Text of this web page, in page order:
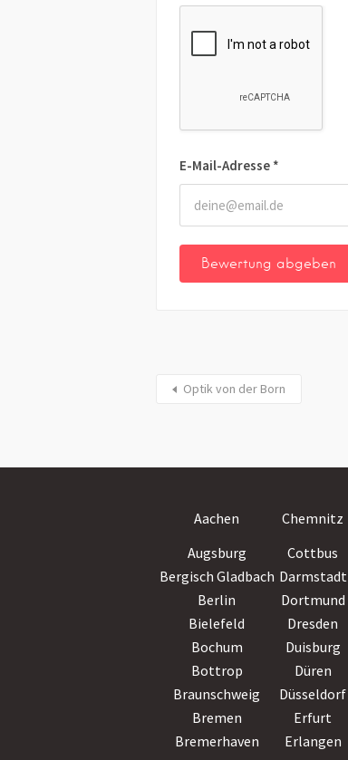
E-Mail-Adresse *
Optik von der Born
Aachen Chemnitz
Augsburg
Cottbus
Bergisch Gladbach Darmstadt
Berlin
Dortmund
Bielefeld
Dresden
Bochum
Duisburg
Bottrop
Düren
Braunschweig
Düsseldorf
Bremen
Erfurt
Bremerhaven
Erlangen